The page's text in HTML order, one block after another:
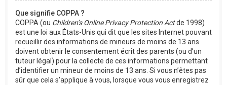
Que signifie COPPA ?
COPPA (ou Children’s Online Privacy Protection Actde 1998)
est une loi aux États-Unis qui dit que les sites Internet pouvant
recueillir des informations de mineurs de moins de 13 ans
doivent obtenir le consentement écrit des parents (ou d’un
tuteur légal) pour la collecte de ces informations permettant
d’identifier un mineur de moins de 13 ans. Si vous n’êtes pas
sûr que cela s’applique à vous, lorsque vous vous enregistrez